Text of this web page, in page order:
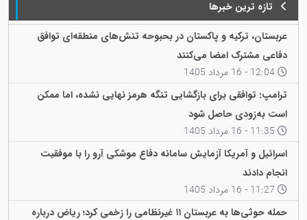
تازه ترین خبرها
عربستان، ترکیه و پاکستان در بحبوحه تنش‌های منطقه‌ای توافق
دفاعی مشترک امضا می‌کنند
ترامپ: توافقی برای بازگشایی تنگه هرمز نهایی نشده، اما ممکن
است به‌زودی حاصل شود
اسرائیل و آمریکا آزمایش سامانه دفاع موشکی آرو را با موفقیت
انجام دادند
حمله حوثی‌ها به عربستان ۱۱ غیرنظامی را زخمی کرد؛ ریاض درباره